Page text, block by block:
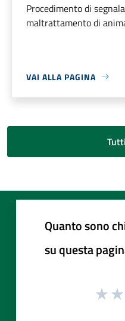
Procedimento di
maltrattamento di
VAI ALLA PAGINA
Quanto sono
su questa